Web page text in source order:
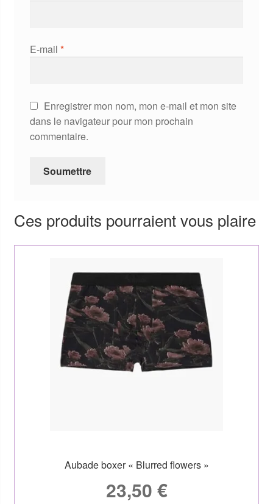
E-mail *
Enregistrer mon nom, mon e-mail et mon site
dans le navigateur pour mon prochain
commentaire.
Ces produits pourraient vous plaire
Aubade boxer « Blurred flowers »
23,50 €